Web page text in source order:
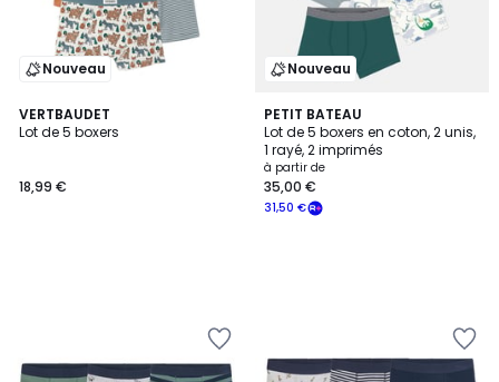
Nouveau
VERTBAUDET
Lot de 5 boxers
18,99 €
Nouveau
PETIT BATEAU
Lot de 5 boxers en coton, 2 unis,
1 rayé, 2 imprimés
à partir de
31,50 €
35,00 €